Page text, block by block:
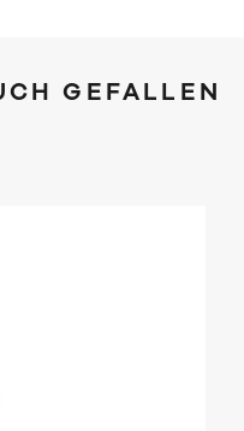
GEFALLEN